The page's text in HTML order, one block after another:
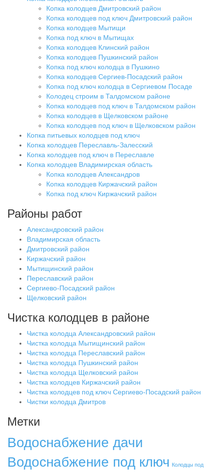
Копка колодцев Дмитровский район
Копка колодцев под ключ Дмитровский район
Копка колодцев Мытищи
Копка под ключ в Мытищах
Копка колодцев Клинский район
Копка колодцев Пушкинский район
Копка под ключ колодца в Пушкино
Копка колодцев Сергиев-Посадский район
Копка под ключ колодца в Сергиевом Посаде
Колодец строим в Талдомском районе
Копка колодцев под ключ в Талдомском район
Копка колодцев в Щелковском районе
Копка колодцев под ключ в Щелковском район
Копка питьевых колодцев под ключ
Копка колодцев Переславль-Залесский
Копка колодцев под ключ в Переславле
Копка колодцев Владимирская область
Копка колодцев Александров
Копка колодцев Киржачский район
Копка под ключ Киржачский район
Районы работ
Александровский район
Владимирская область
Дмитровский район
Киржачский район
Мытищинский район
Переславский район
Сергиево-Посадский район
Щелковский район
Чистка колодцев в районе
Чистка колодца Александровский район
Чистка колодца Мытищинский район
Чистка колодца Переславский район
Чистка колодца Пушкинский район
Чистка колодца Щелковский район
Чистка колодцев Киржачский район
Чистка колодцев под ключ Сергиево-Посадский район
Чистки колодца Дмитров
Метки
Водоснабжение дачи
Водоснабжение под ключ Колодцы под